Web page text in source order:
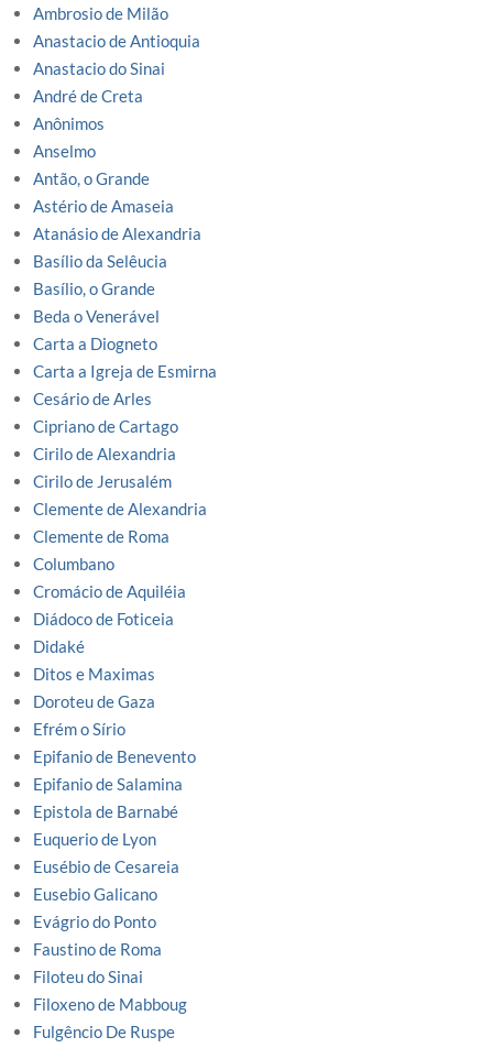
Ambrosio de Milão
Anastacio de Antioquia
Anastacio do Sinai
André de Creta
Anônimos
Anselmo
Antão, o Grande
Astério de Amaseia
Atanásio de Alexandria
Basílio da Selêucia
Basílio, o Grande
Beda o Venerável
Carta a Diogneto
Carta a Igreja de Esmirna
Cesário de Arles
Cipriano de Cartago
Cirilo de Alexandria
Cirilo de Jerusalém
Clemente de Alexandria
Clemente de Roma
Columbano
Cromácio de Aquiléia
Diádoco de Foticeia
Didaké
Ditos e Maximas
Doroteu de Gaza
Efrém o Sírio
Epifanio de Benevento
Epifanio de Salamina
Epistola de Barnabé
Euquerio de Lyon
Eusébio de Cesareia
Eusebio Galicano
Evágrio do Ponto
Faustino de Roma
Filoteu do Sinai
Filoxeno de Mabboug
Fulgêncio De Ruspe